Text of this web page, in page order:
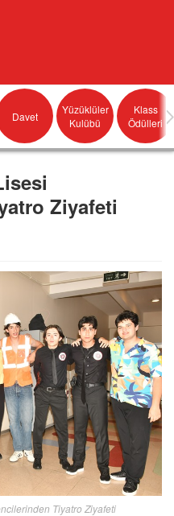
Davet
Yüzüklüler
Kulübü
Klass
Ödülleri
Ziyafeti
Tiyatro Ziyafeti